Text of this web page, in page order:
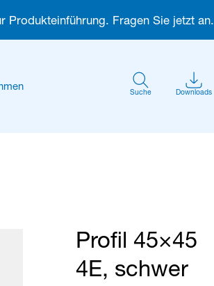
Produkteinführung. Fragen Sie jetzt an.
Suche Downloads
Profil 45×45
4E, schwer